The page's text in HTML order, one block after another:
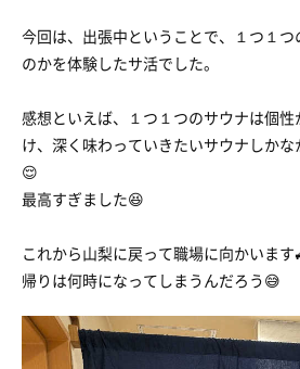
今回は、出張中ということで、１つ１
のかを体験したサ活でした。
感想といえば、１つ１つのサウナは個
け、深く味わっていきたいサウナしか
😌
最高すぎました😆
これから山梨に戻って職場に向かいます
帰りは何時になってしまうんだろう😅